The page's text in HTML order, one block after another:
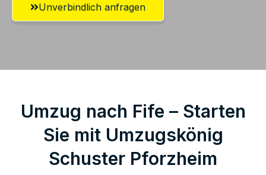
Unverbindlich anfragen
Umzug nach Fife – Starten
Sie mit Umzugskönig
Schuster Pforzheim